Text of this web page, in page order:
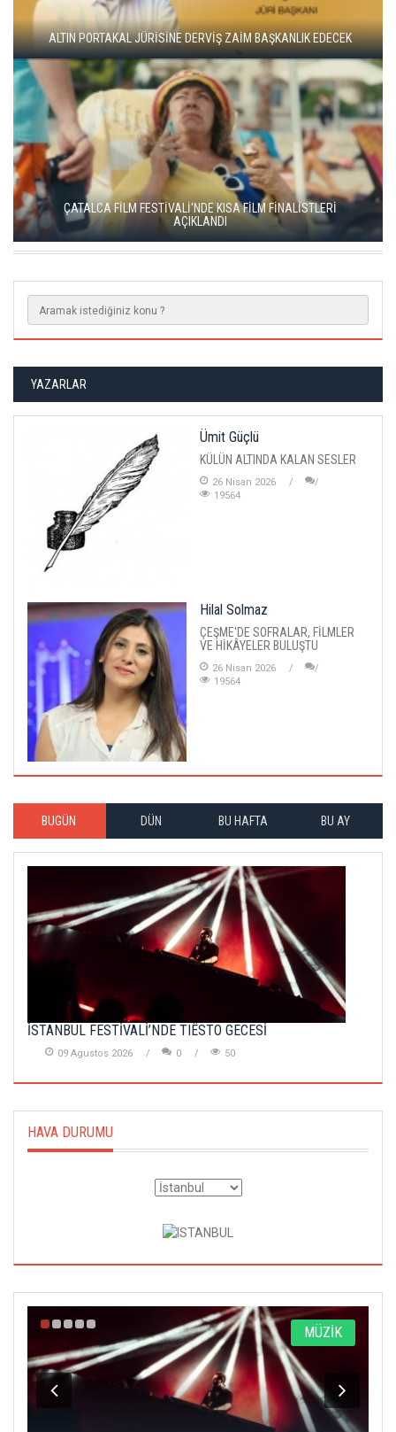
ADANA ALTIN KOZA'DA JÜRİ BAŞKANI ZUHAL OLCAY
YEŞİM USTAOĞLU'NUN "ARTAKALAN"I SAN SEBASTIÁN'DA
DÜNYA PRÖMİYERİNİ YAPACAK
YAZARLAR
Ümit Güçlü
KÜLÜN ALTINDA KALAN SESLER
26 Nisan 2026
19564
Hilal Solmaz
ÇEŞME'DE SOFRALAR, FİLMLER
VE HİKÂYELER BULUŞTU
26 Nisan 2026
19564
BUGÜN DÜN BU HAFTA BU AY
İSTANBUL FESTİVALİ’NDE TIËSTO GECESİ
09 Agustos 2026 0 50
HAVA DURUMU
MÜZİK